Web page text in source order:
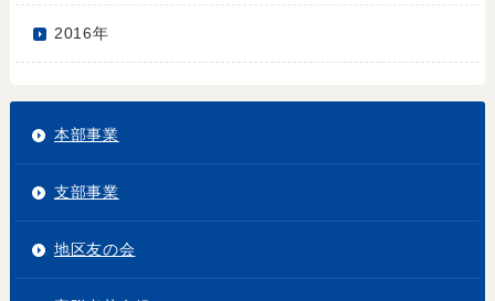
2016年
本部事業
支部事業
地区友の会